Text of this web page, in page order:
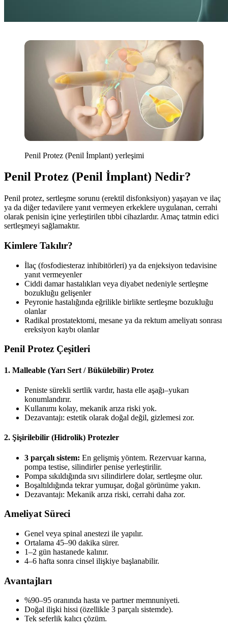
Penil Protez (Penil İmplant) yerleşimi
Penil Protez (Penil İmplant) Nedir?
Penil protez, sertleşme sorunu (erektil disfonksiyon) yaşayan ve ilaç
ya da diğer tedavilere yanıt vermeyen erkeklere uygulanan, cerrahi
olarak penisin içine yerleştirilen tıbbi cihazlardır. Amaç tatmin edici
sertleşmeyi sağlamaktır.
Kimlere Takılır?
İlaç (fosfodiesteraz inhibitörleri) ya da enjeksiyon tedavisine
yanıt vermeyenler
Ciddi damar hastalıkları veya diyabet nedeniyle sertleşme
bozukluğu gelişenler
Peyronie hastalığında eğrilikle birlikte sertleşme bozukluğu
olanlar
Radikal prostatektomi, mesane ya da rektum ameliyatı sonrası
ereksiyon kaybı olanlar
Penil Protez Çeşitleri
1. Malleable (Yarı Sert / Bükülebilir) Protez
Peniste sürekli sertlik vardır, hasta elle aşağı–yukarı
konumlandırır.
Kullanımı kolay, mekanik arıza riski yok.
Dezavantajı: estetik olarak doğal değil, gizlemesi zor.
2. Şişirilebilir (Hidrolik) Protezler
3 parçalı sistem: En gelişmiş yöntem. Rezervuar karına,
pompa testise, silindirler penise yerleştirilir.
Pompa sıkıldığında sıvı silindirlere dolar, sertleşme olur.
Boşaltıldığında tekrar yumuşar, doğal görünüme yakın.
Dezavantajı: Mekanik arıza riski, cerrahi daha zor.
Ameliyat Süreci
Genel veya spinal anestezi ile yapılır.
Ortalama 45–90 dakika sürer.
1–2 gün hastanede kalınır.
4–6 hafta sonra cinsel ilişkiye başlanabilir.
Avantajları
%90–95 oranında hasta ve partner memnuniyeti.
Doğal ilişki hissi (özellikle 3 parçalı sistemde).
Tek seferlik kalıcı çözüm.